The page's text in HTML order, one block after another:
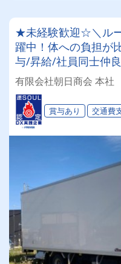
★未経験歓迎☆＼ル
躍中！体への負担が
与/昇給/社員同士仲
有限会社朝日商会 本社
賞与あり 交通費